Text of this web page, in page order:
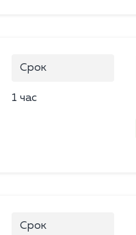
Срок
1 час
Срок